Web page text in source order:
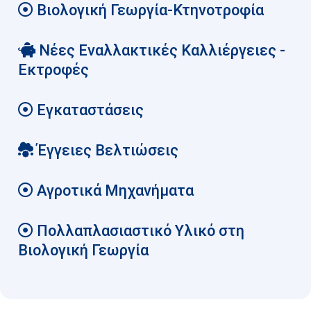
Βιολογική Γεωργία-Κτηνοτροφία
Νέες Εναλλακτικές Καλλιέργειες -
Εκτροφές
Εγκαταστάσεις
Έγγειες Βελτιώσεις
Αγροτικά Μηχανήματα
Πολλαπλασιαστικό Υλικό στη
Βιολογική Γεωργία